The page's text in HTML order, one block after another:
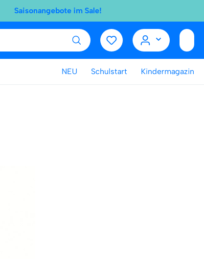
Saisonangebote im Sale!
NEU Schulstart Kindermagazin